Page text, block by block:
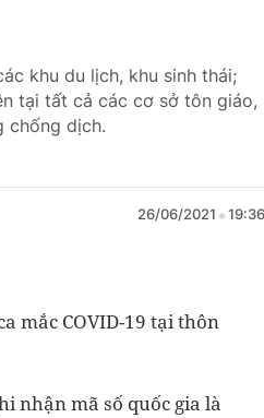
khu du lịch, khu sinh thái;
tại tất cả các cơ sở tôn giáo,
chống dịch.
26/06/2021 19:36
mắc COVID-19 tại thôn
nhận mã số quốc gia là